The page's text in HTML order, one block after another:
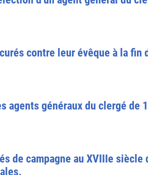
contre leur évêque à la fin
agents généraux du clergé de
de campagne au XVIIIe